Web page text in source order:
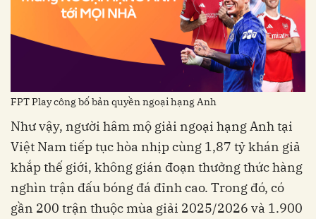
FPT Play công bố bản quyền ngoại hạng Anh
Như vậy, người hâm mộ giải ngoại hạng Anh tại
Việt Nam tiếp tục hòa nhịp cùng 1,87 tỷ khán giả
khắp thế giới, không gián đoạn thưởng thức hàng
nghìn trận đấu bóng đá đỉnh cao. Trong đó, có
gần 200 trận thuộc mùa giải 2025/2026 và 1.900